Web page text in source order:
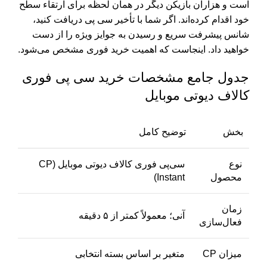
است و هزاران بازیکن دیگر در همان لحظه برای ارتقاء سطح
خود اقدام کرده‌اند. اگر شما با تأخیر سی پی دریافت کنید،
شانس پیشرفت سریع و رسیدن به جوایز ویژه را از دست
خواهید داد. اینجاست که اهمیت خرید فوری مشخص می‌شود.
جدول جامع مشخصات خرید سی پی فوری
کالاف دیوتی موبایل
بخش توضیح کامل
نوع
محصول
سی‌پی فوری کالاف دیوتی موبایل (CP
Instant)
زمان
فعال‌سازی
آنی؛ معمولاً کمتر از ۵ دقیقه
میزان CP متغیر بر اساس بسته انتخابی